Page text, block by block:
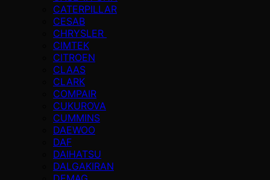
CATERPILLAR
CESAB
CHRYSLER
CIMTEK
CITROEN
CLAAS
CLARK
COMPAIR
CUKUROVA
CUMMINS
DAEWOO
DAF
DAIHATSU
DALGAKIRAN